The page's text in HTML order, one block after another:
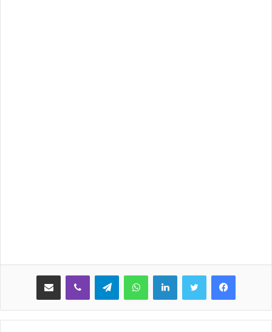
لينكدإن واتساب تيلقرام ڤايبر مشاركة عبر البريد